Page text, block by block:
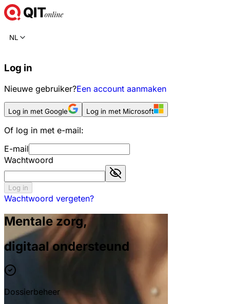
NL
Log in
Nieuwe gebruiker?Een account aanmaken
Log in met Google Log in met Microsoft
Of log in met e-mail:
E-mail
Wachtwoord
Log in
Wachtwoord vergeten?
Mentale zorg,
digitaal ondersteund
Dossierbeheer